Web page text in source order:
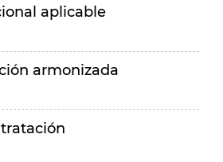
aplicable
armonizada